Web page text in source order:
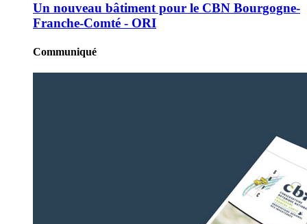
Un nouveau bâtiment pour le CBN Bourgogne-
Franche-Comté - ORI
Communiqué